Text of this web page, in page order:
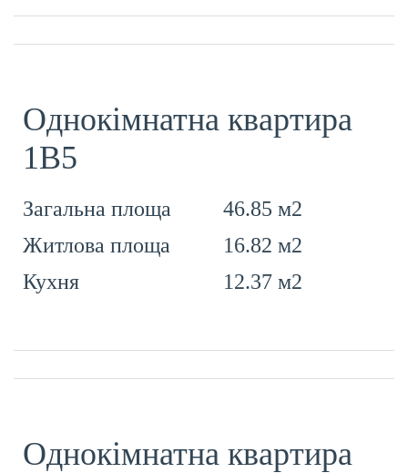
Однокімнатна квартира
1В5
Загальна площа
46.85 м2
Житлова площа
16.82 м2
Кухня
12.37 м2
Однокімнатна квартира